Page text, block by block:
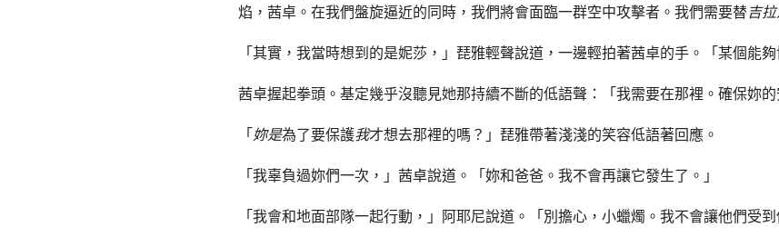
焰，茜卓。在我們盤旋逼近的同時，我們將會面臨一群空中攻擊者。我們需要替吉
「其實，我當時想到的是妮莎，」琵雅輕聲說道，一邊輕拍著茜卓的手。「某個能夠
茜卓握起拳頭。基定幾乎沒聽見她那持續不斷的低語聲：「我需要在那裡。確保妳的
「妳是為了要保護我才想去那裡的嗎？」琵雅帶著淺淺的笑容低語著回應。
「我辜負過妳們一次，」茜卓說道。「妳和爸爸。我不會再讓它發生了。」
「我會和地面部隊一起行動，」阿耶尼說道。「別擔心，小蠟燭。我不會讓他們受到